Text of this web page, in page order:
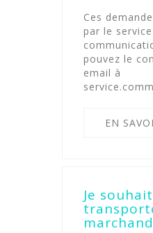
Ces
par le service
pouvez le
email à
EN
Je